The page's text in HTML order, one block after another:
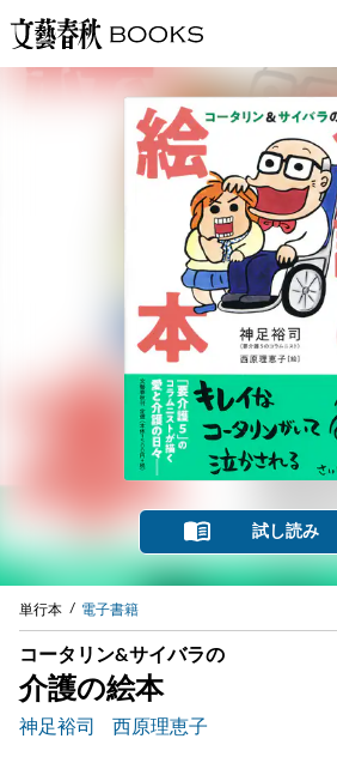
試し読み
単行本 電子書籍
コータリン&サイバラの
介護の絵本
神足裕司 西原理恵子